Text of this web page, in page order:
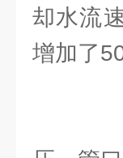
却水流
增加了
采